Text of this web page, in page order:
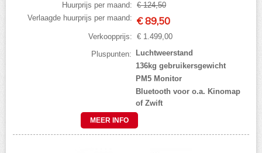
Huurprijs per maand: € 124,50
Verlaagde huurprijs per maand: € 89,50
Verkoopprijs: € 1.499,00
Pluspunten:
Luchtweerstand
136kg gebruikersgewicht
PM5 Monitor
Bluetooth voor o.a. Kinomap
of Zwift
MEER INFO